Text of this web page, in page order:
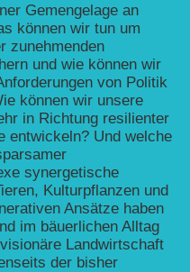
Gemengelage an
können wir tun um
zunehmenden
und wie können wir
von Politik
können wir unsere
in Richtung resilienter
entwickeln? Und welche
synergetische
Kulturpflanzen und
Ansätze haben
im bäuerlichen Alltag
Landwirtschaft
der bisher